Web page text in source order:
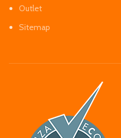
Outlet
Sitemap